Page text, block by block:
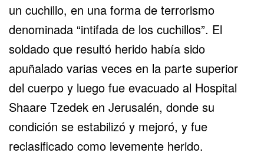
un cuchillo, en una forma de terrorismo
denominada “intifada de los cuchillos”. El
soldado que resultó herido había sido
apuñalado varias veces en la parte superior
del cuerpo y luego fue evacuado al Hospital
Shaare Tzedek en Jerusalén, donde su
condición se estabilizó y mejoró, y fue
reclasificado como levemente herido.